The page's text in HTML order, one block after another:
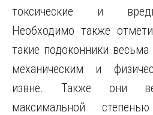
токсические и
Необходимо также
такие подоконники
механическим и
извне. Также они
максимальной